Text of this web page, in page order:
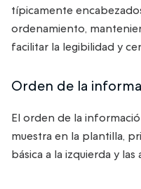
típicamente
ordenamiento,
facilitar la legibilidad y
Orden de la
El orden de la
muestra en la plantilla,
básica a la izquierda y